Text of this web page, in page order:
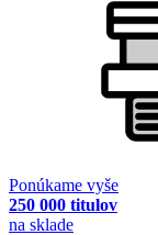
Ponúkame vyše
250 000 titulov
na sklade